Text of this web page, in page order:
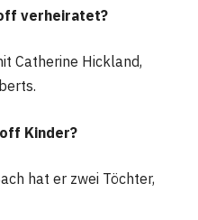
verheiratet?
Catherine Hickland,
Kinder?
hat er zwei Töchter,